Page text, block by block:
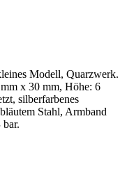
Modell, Quarzwerk.
x 30 mm, Höhe: 6
silberfarbenes
Stahl, Armband